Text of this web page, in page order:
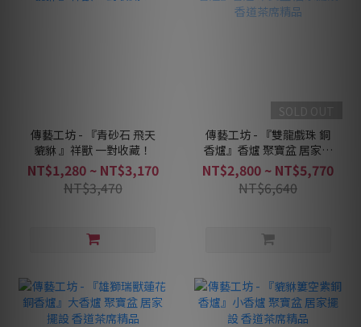
傳藝工坊 - 『青砂石 飛天
貔貅 』祥獸 一對收藏！
NT$1,280 ~ NT$3,170
NT$3,470
SOLD OUT
傳藝工坊 - 『雙龍戲珠 銅
香爐』香爐 聚寶盆 居家擺
設 香道茶席精品
NT$2,800 ~ NT$5,770
NT$6,640